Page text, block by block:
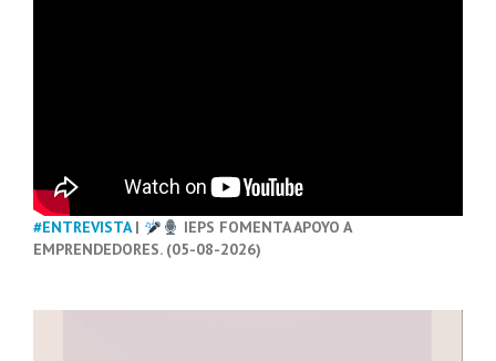
#ENTREVISTA|
IEPS FOMENTA APOYO A
EMPRENDEDORES. (05-08-2026)